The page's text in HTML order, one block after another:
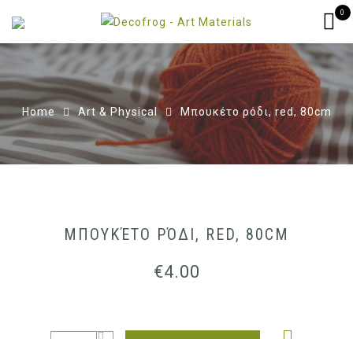
0
Home Art & Physical Μπουκέτο ρόδι, red, 80cm
ΜΠΟΥΚΈΤΟ ΡΌΔΙ, RED, 80CM
€4.00